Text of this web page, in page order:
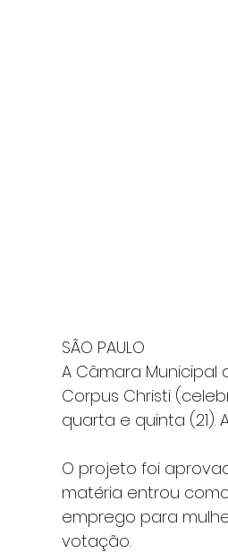
SÃO PAULO
A Câmara
Corpus Christi
quarta e quinta (21).
O projeto foi
matéria entrou
emprego para
votação.